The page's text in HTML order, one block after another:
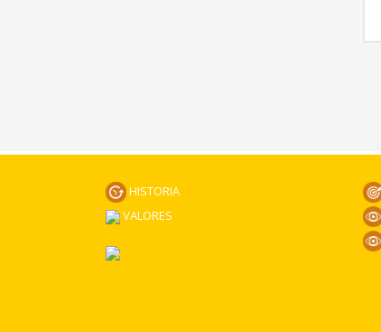
HISTORIA
VALORES